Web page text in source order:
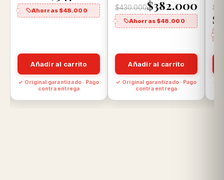
Ahorras $48.000
Añadir al carrito
✓ Original garantizado · Pago
contra entrega
$430.000$382.000
Ahorras $48.000
Añadir al carrito
✓ Original garantizado · Pago
contra entrega
✓